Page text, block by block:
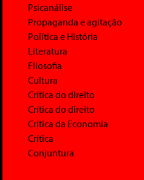
Psicanálise
Propaganda e agitação
Política e História
Literatura
Filosofia
Cultura
Crítica do direito
Crítica do direito
Crítica da Economia
Crítica
Conjuntura